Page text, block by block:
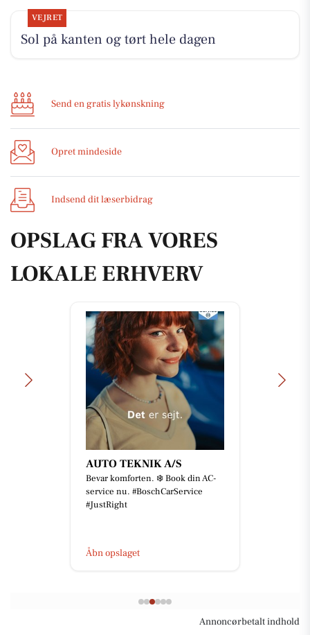
VEJRET
Sol på kanten og tørt hele dagen
Send en gratis lykønskning
Opret mindeside
Indsend dit læserbidrag
OPSLAG FRA VORES
LOKALE ERHVERV
AUTO TEKNIK A/S
Bevar komforten. ❄️ Book din AC-
service nu. #BoschCarService
#JustRight
Åbn opslaget
Annoncørbetalt indhold